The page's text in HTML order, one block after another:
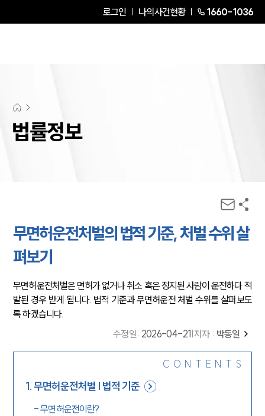
로그인 나의사건현황 1660-1036
법률정보
무면허운전처벌의 법적 기준, 처벌 수위 살
펴보기
무면허운전처벌은 면허가 없거나 취소 혹은 정지된 사람이 운전하다 적
발된 경우 받게 됩니다. 법적 기준과 무면허운전 처벌 수위를 살펴보도
록 하겠습니다.
수정일: 2026-04-21 저자 : 박동일
CONTENTS
1.무면허운전처벌 | 법적 기준
-무면허운전이란?